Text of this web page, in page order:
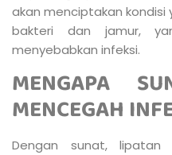
akan menciptakan
bakteri dan jamur,
menyebabkan infeksi.
MENGAPA
MENCEGAH
Dengan sunat,